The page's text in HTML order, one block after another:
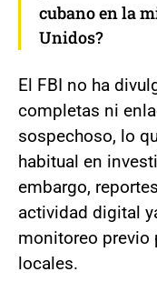
cubano en la
Unidos?
El FBI no ha
completas ni
sospechoso, lo
habitual en
embargo,
actividad digital
monitoreo previo
locales.